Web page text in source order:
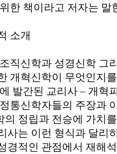
한 책이라고 저자는 말
소개
직신학과 성경신학 그
개혁신학이 무엇인지
발간된 교리사 – 개혁
통신학자들의 주장과
의 정립과 전승에 가치
사는 이런 형식과 달리
경적인 관점에서 재해